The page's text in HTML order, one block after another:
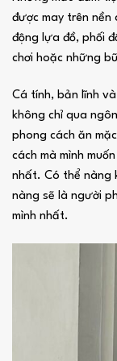
được may trên nền
động lựa đồ, phối
chơi hoặc những
Cá tính, bản lĩnh
không chỉ qua
phong cách ăn
cách mà mình
nhất. Có thể nàng
nàng sẽ là người
mình nhất.